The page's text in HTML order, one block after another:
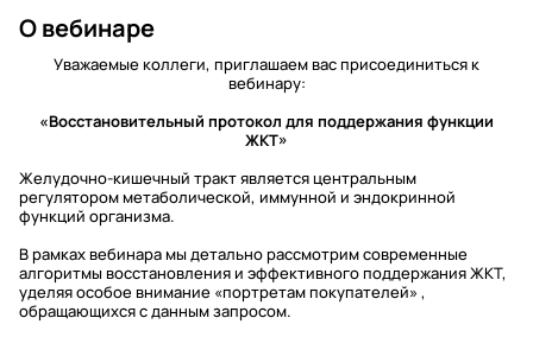
О вебинаре
Уважаемые коллеги, приглашаем вас присоединиться к
вебинару:
«Восстановительный протокол для поддержания функции
ЖКТ»
Желудочно-кишечный тракт является центральным
регулятором метаболической, иммунной и эндокринной
функций организма.
В рамках вебинара мы детально рассмотрим современные
алгоритмы восстановления и эффективного поддержания ЖКТ,
уделяя особое внимание «портретам покупателей» ,
обращающихся с данным запросом.